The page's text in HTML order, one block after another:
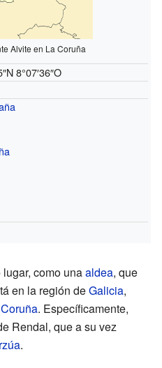
Alvite en La Coruña
8°07′36″O
como unaaldea, que
en la región deGalicia,
. Específicamente,
Rendal, que a su vez
.